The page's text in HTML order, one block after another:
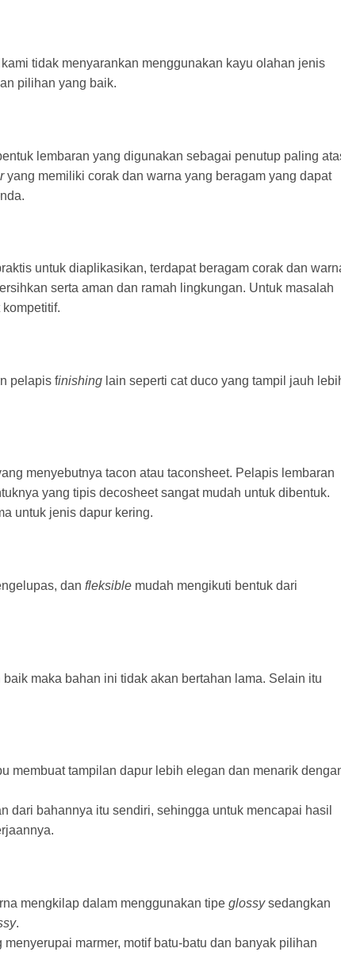
tidak menyarankan menggunakan kayu olahan jenis
pilihan yang baik.
lembaran yang digunakan sebagai penutup paling
yang memiliki corak dan warna yang beragam yang dapat
untuk diaplikasikan, terdapat beragam corak dan
serta aman dan ramah lingkungan. Untuk masalah
pelapis finishing lain seperti cat duco yang tampil jauh
menyebutnya tacon atau taconsheet. Pelapis lembaran
yang tipis decosheet sangat mudah untuk dibentuk.
untuk jenis dapur kering.
dan fleksible mudah mengikuti bentuk dari
maka bahan ini tidak akan bertahan lama. Selain itu
membuat tampilan dapur lebih elegan dan menarik
dari bahannya itu sendiri, sehingga untuk mencapai hasil
mengkilap dalam menggunakan tipe glossysedangkan
.
marmer, motif batu-batu dan banyak pilihan